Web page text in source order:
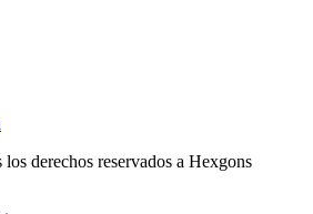
derechos reservados a Hexgons